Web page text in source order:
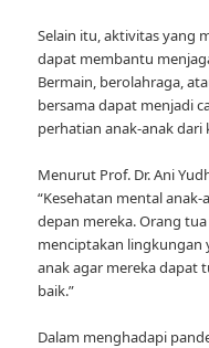
Selain itu, aktivitas yang
dapat membantu
Bermain, berolahraga,
bersama dapat menjadi
perhatian anak-anak
Menurut Prof. Dr. Ani
“Kesehatan mental
depan mereka. Orang
menciptakan lingkungan
anak agar mereka dapat
baik.”
Dalam menghadapi